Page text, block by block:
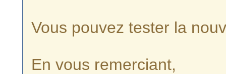
Vous pouvez tester la
En vous remerciant,